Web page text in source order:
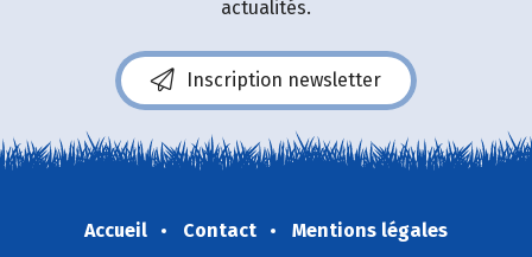
actualités.
Inscription newsletter
Accueil Contact
Mentions légales